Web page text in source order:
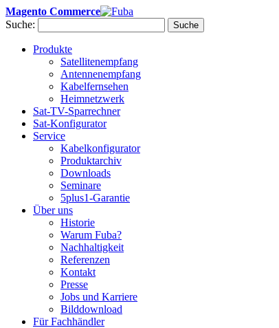
Magento Commerce
Suche:
Suche
Produkte
Satellitenempfang
Antennenempfang
Kabelfernsehen
Heimnetzwerk
Sat-TV-Sparrechner
Sat-Konfigurator
Service
Kabelkonfigurator
Produktarchiv
Downloads
Seminare
5plus1-Garantie
Über uns
Historie
Warum Fuba?
Nachhaltigkeit
Referenzen
Kontakt
Presse
Jobs und Karriere
Bilddownload
Für Fachhändler